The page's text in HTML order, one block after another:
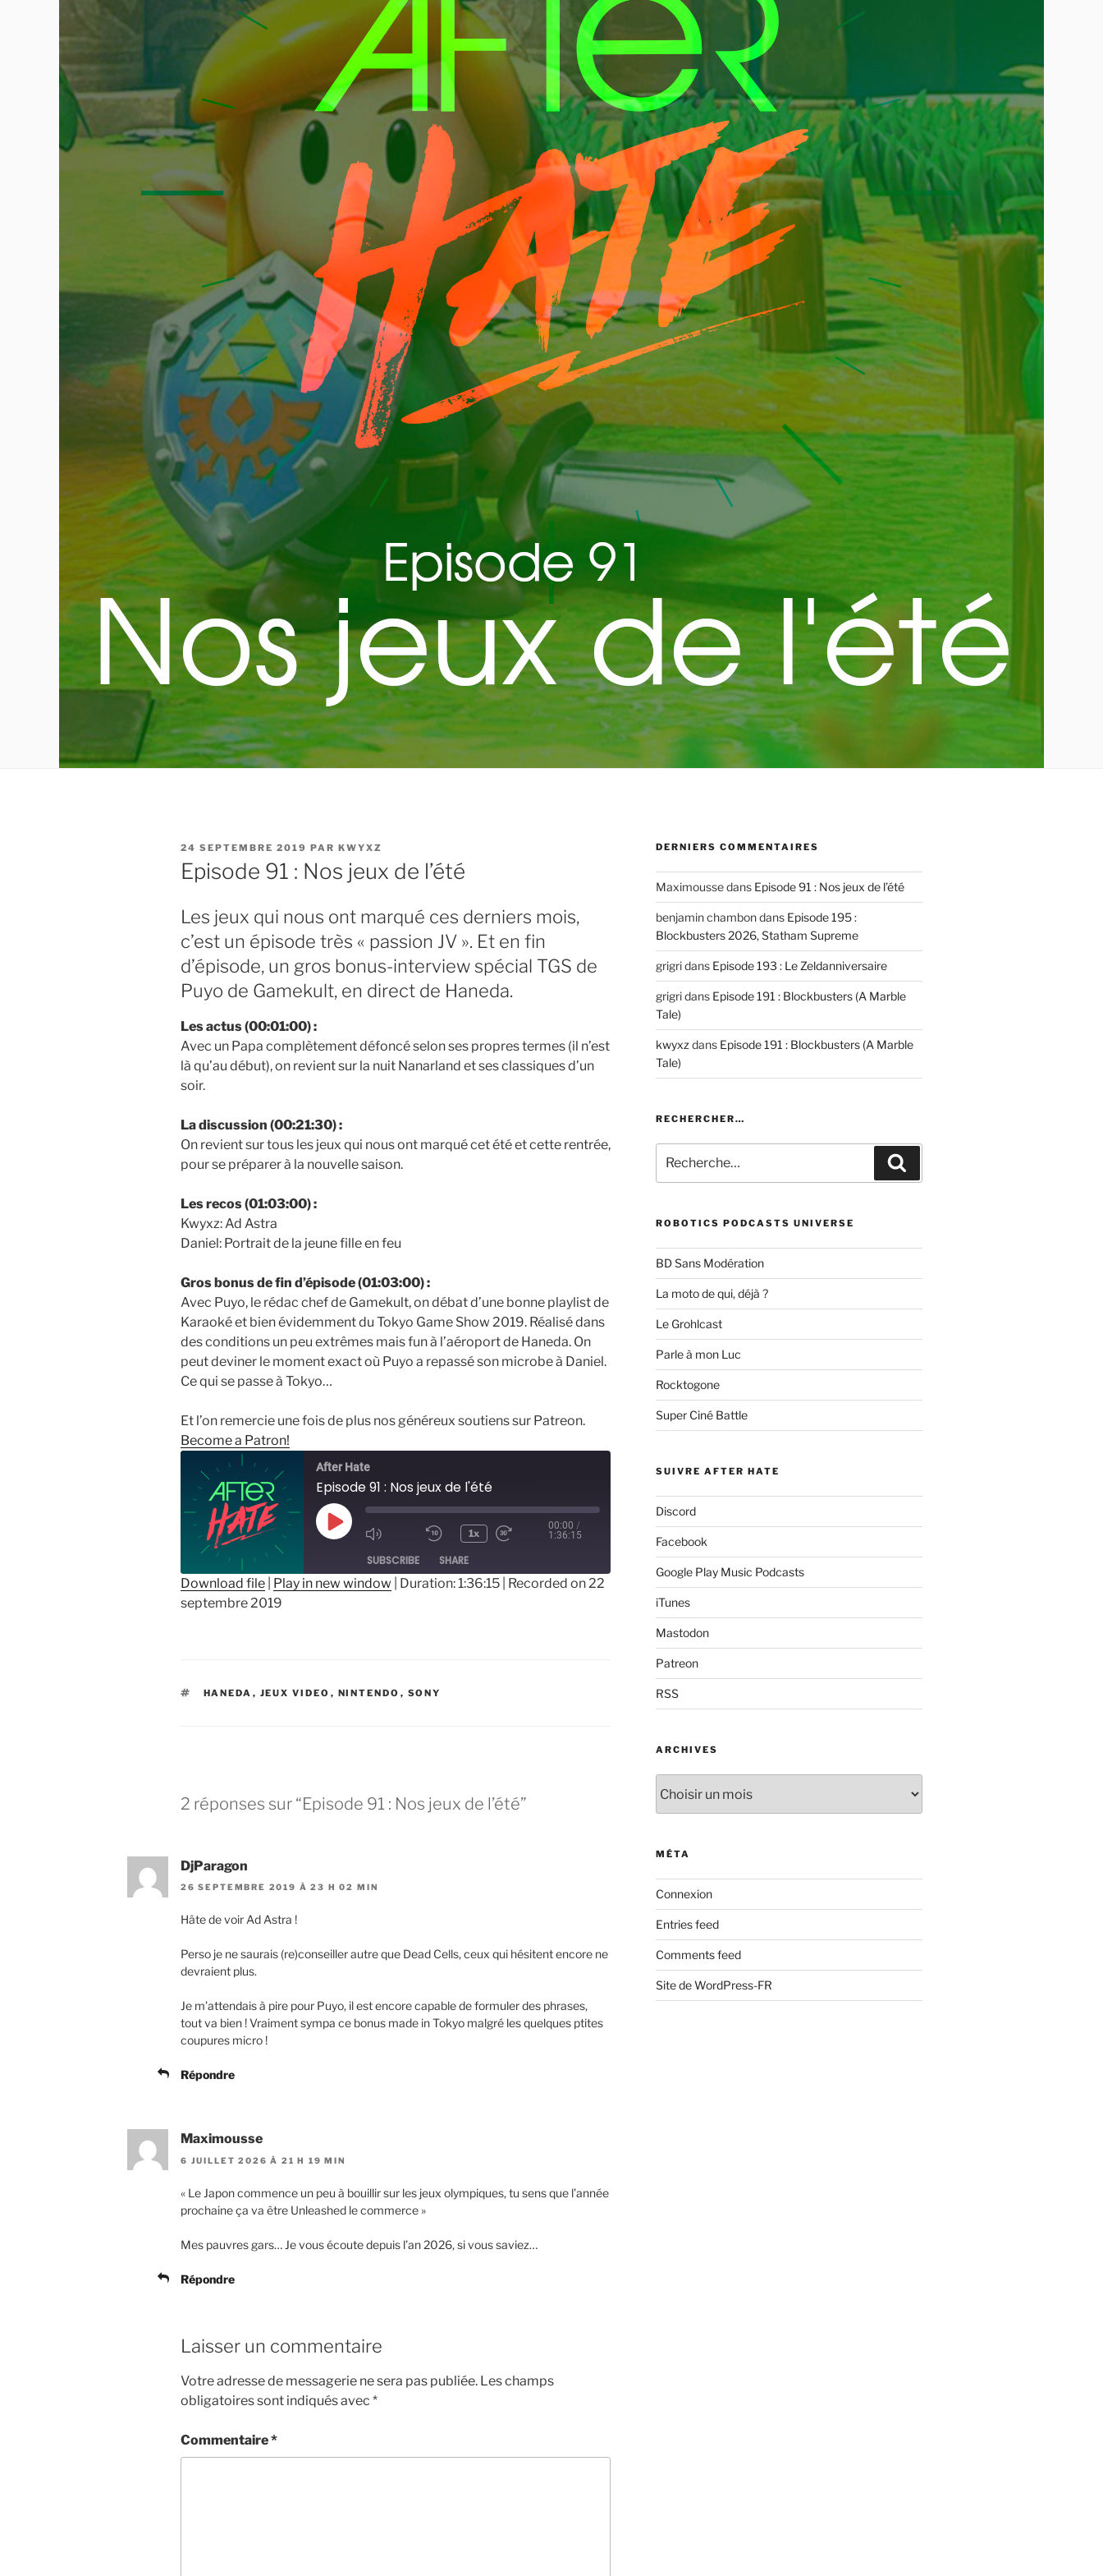
PUBLIÉ
LE
24 SEPTEMBRE 2019 PAR KWYXZ
Episode 91 : Nos jeux de l’été
Les jeux qui nous ont marqué ces derniers mois,
c’est un épisode très « passion JV ». Et en fin
d’épisode, un gros bonus-interview spécial TGS de
Puyo de Gamekult, en direct de Haneda.
Les actus (00:01:00) :
Avec un Papa complètement défoncé selon ses propres termes (il n’est
là qu’au début), on revient sur la nuit Nanarland et ses classiques d’un
soir.
La discussion (00:21:30) :
On revient sur tous les jeux qui nous ont marqué cet été et cette rentrée,
pour se préparer à la nouvelle saison.
Les recos (01:03:00) :
Kwyxz: Ad Astra
Daniel: Portrait de la jeune fille en feu
Gros bonus de fin d’épisode (01:03:00) :
Avec Puyo, le rédac chef de Gamekult, on débat d’une bonne playlist de
Karaoké et bien évidemment du Tokyo Game Show 2019. Réalisé dans
des conditions un peu extrêmes mais fun à l’aéroport de Haneda. On
peut deviner le moment exact où Puyo a repassé son microbe à Daniel.
Ce qui se passe à Tokyo…
Et l’on remercie une fois de plus nos généreux soutiens sur Patreon.
Become a Patron!
After Hate
Episode 91 : Nos jeux de l'été
Play
1x
00:00 /
1:36:15
SUBSCRIBE SHARE
SHARE
Download file Play in new window Duration: 1:36:15 Recorded on 22
septembre 2019
ÉTIQUETTES
HANEDA , JEUX VIDEO , NINTENDO , SONY
2 réponses sur “Episode 91 : Nos jeux de l’été”
DjParagon
26 SEPTEMBRE 2019 À 23 H 02 MIN
Hâte de voir Ad Astra !
Perso je ne saurais (re)conseiller autre que Dead Cells, ceux qui hésitent encore ne
devraient plus.
Je m’attendais à pire pour Puyo, il est encore capable de formuler des phrases,
tout va bien ! Vraiment sympa ce bonus made in Tokyo malgré les quelques ptites
coupures micro !
Répondre
Maximousse
6 JUILLET 2026 À 21 H 19 MIN
« Le Japon commence un peu à bouillir sur les jeux olympiques, tu sens que l’année
prochaine ça va être Unleashed le commerce »
Mes pauvres gars… Je vous écoute depuis l’an 2026, si vous saviez…
Répondre
Laisser un commentaire
Votre adresse de messagerie ne sera pas publiée. Les champs
obligatoires sont indiqués avec *
Commentaire*
DERNIERS COMMENTAIRES
Maximoussedans Episode 91 : Nos jeux de l’été
benjamin chambondans Episode 195 :
Blockbusters 2026, Statham Supreme
grigridans Episode 193 : Le Zeldanniversaire
grigridans Episode 191 : Blockbusters (A Marble
Tale)
kwyxz dans Episode 191 : Blockbusters (A Marble
Tale)
RECHERCHER…
pour
:
ROBOTICS PODCASTS UNIVERSE
BD Sans Modération
La moto de qui, déjà ?
Le Grohlcast
Parle à mon Luc
Rocktogone
Super Ciné Battle
SUIVRE AFTER HATE
Discord
Facebook
Google Play Music Podcasts
iTunes
Mastodon
Patreon
RSS
ARCHIVES
MÉTA
Connexion
Entries feed
Comments feed
Site de WordPress-FR